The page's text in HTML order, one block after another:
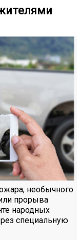
необычного
прорыва
народных
специальную